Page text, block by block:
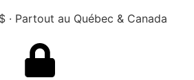
· Partout au Québec & Canada